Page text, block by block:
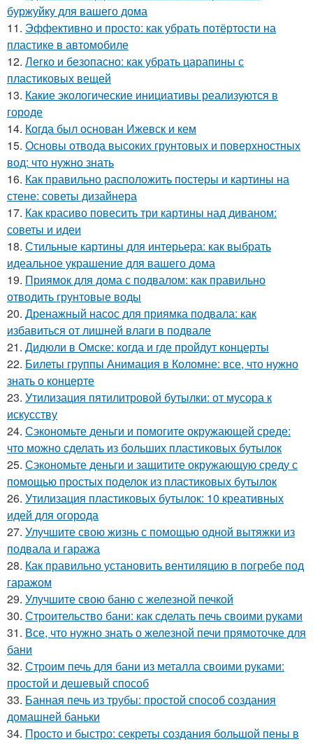
буржуйку для вашего дома
11. Эффективно и просто: как убрать потёртости на
пластике в автомобиле
12. Легко и безопасно: как убрать царапины с
пластиковых вещей
13. Какие экологические инициативы реализуются в
городе
14. Когда был основан Ижевск и кем
15. Основы отвода высоких грунтовых и поверхностных
вод: что нужно знать
16. Как правильно расположить постеры и картины на
стене: советы дизайнера
17. Как красиво повесить три картины над диваном:
советы и идеи
18. Стильные картины для интерьера: как выбрать
идеальное украшение для вашего дома
19. Приямок для дома с подвалом: как правильно
отводить грунтовые воды
20. Дренажный насос для приямка подвала: как
избавиться от лишней влаги в подвале
21. Дидюли в Омске: когда и где пройдут концерты
22. Билеты группы Анимация в Коломне: все, что нужно
знать о концерте
23. Утилизация пятилитровой бутылки: от мусора к
искусству
24. Сэкономьте деньги и помогите окружающей среде:
что можно сделать из больших пластиковых бутылок
25. Сэкономьте деньги и защитите окружающую среду с
помощью простых поделок из пластиковых бутылок
26. Утилизация пластиковых бутылок: 10 креативных
идей для огорода
27. Улучшите свою жизнь с помощью одной вытяжки из
подвала и гаража
28. Как правильно установить вентиляцию в погребе под
гаражом
29. Улучшите свою баню с железной печкой
30. Строительство бани: как сделать печь своими руками
31. Все, что нужно знать о железной печи прямоточке для
бани
32. Строим печь для бани из металла своими руками:
простой и дешевый способ
33. Банная печь из трубы: простой способ создания
домашней баньки
34. Просто и быстро: секреты создания большой пены в